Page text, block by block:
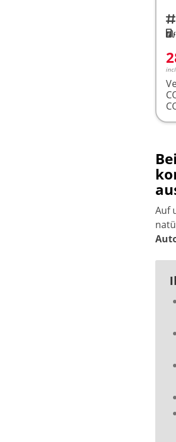
Fahrzeugnr.
Kraftstoff
Auf